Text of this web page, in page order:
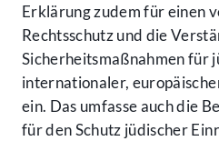
Erklärung zudem für einen
Rechtsschutz und die
Sicherheitsmaßnahmen für
internationaler,
ein. Das umfasse auch die
für den Schutz jüdischer